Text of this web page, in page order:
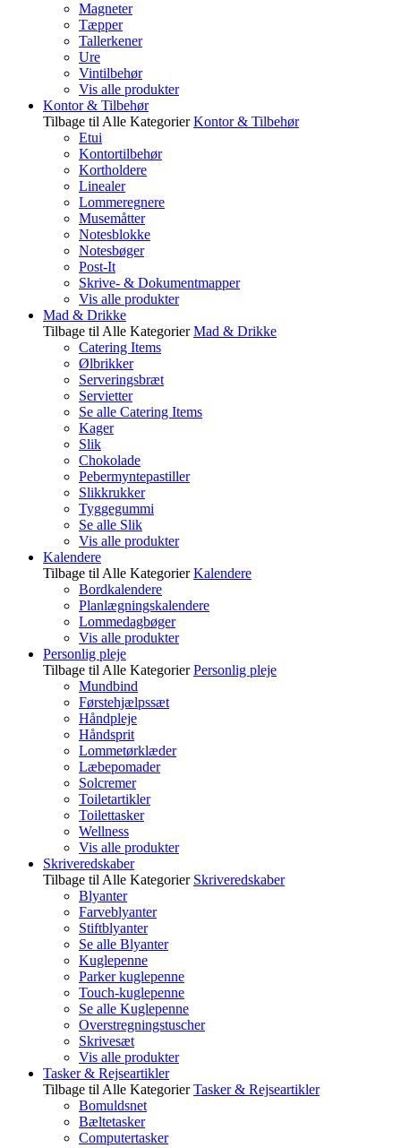
Magneter
Tæpper
Tallerkener
Ure
Vintilbehør
Vis alle produkter
Kontor & Tilbehør
Tilbage til Alle Kategorier Kontor & Tilbehør
Etui
Kontortilbehør
Kortholdere
Linealer
Lommeregnere
Musemåtter
Notesblokke
Notesbøger
Post-It
Skrive- & Dokumentmapper
Vis alle produkter
Mad & Drikke
Tilbage til Alle Kategorier Mad & Drikke
Catering Items
Ølbrikker
Serveringsbræt
Servietter
Se alle Catering Items
Kager
Slik
Chokolade
Pebermyntepastiller
Slikkrukker
Tyggegummi
Se alle Slik
Vis alle produkter
Kalendere
Tilbage til Alle Kategorier Kalendere
Bordkalendere
Planlægningskalendere
Lommedagbøger
Vis alle produkter
Personlig pleje
Tilbage til Alle Kategorier Personlig pleje
Mundbind
Førstehjælpssæt
Håndpleje
Håndsprit
Lommetørklæder
Læbepomader
Solcremer
Toiletartikler
Toilettasker
Wellness
Vis alle produkter
Skriveredskaber
Tilbage til Alle Kategorier Skriveredskaber
Blyanter
Farveblyanter
Stiftblyanter
Se alle Blyanter
Kuglepenne
Parker kuglepenne
Touch-kuglepenne
Se alle Kuglepenne
Overstregningstuscher
Skrivesæt
Vis alle produkter
Tasker & Rejseartikler
Tilbage til Alle Kategorier Tasker & Rejseartikler
Bomuldsnet
Bæltetasker
Computertasker